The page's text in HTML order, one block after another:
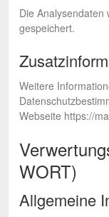
Die
gespeichert.
Weitere
Webseite https://
WORT)
Allgemeine